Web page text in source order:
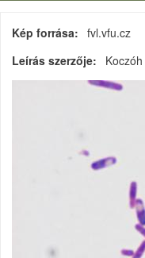
Kép forrása
fvl.vfu.cz
Leírás szerzője